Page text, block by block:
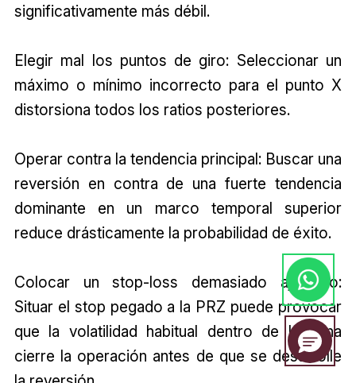
significativamente más débil.
Elegir mal los puntos de giro: Seleccionar un
máximo o mínimo incorrecto para el punto X
distorsiona todos los ratios posteriores.
Operar contra la tendencia principal: Buscar una
reversión en contra de una fuerte tendencia
dominante en un marco temporal superior
reduce drásticamente la probabilidad de éxito.
Colocar un stop-loss demasiado ajustado:
Situar el stop pegado a la PRZ puede provocar
que la volatilidad habitual dentro de la zona
cierre la operación antes de que se desarrolle